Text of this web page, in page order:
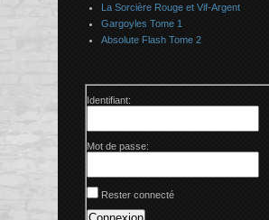
La Sorcière Rouge et Vif-Argent
Gargoyles Tome 1
Absolute Flash Tome 2
Identifiant:
Mot de passe:
Rester connecté